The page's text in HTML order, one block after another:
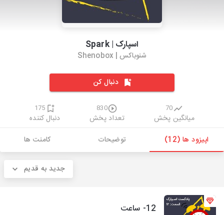
اسپارک | Spark
شنوباکس | Shenobox
دنبال کن
70
میانگین پخش
830
تعداد پخش
175
دنبال کننده
اپیزود ها (12)
توضیحات کامنت ها
جدید به قدیم
12- ساعت